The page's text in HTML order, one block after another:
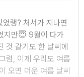
랭? 처서가 지나면
지만😇 9월이 다가
것 같기도 한 날씨에
럼, 이제 우리도 여름
오면 더운 여름 날씨